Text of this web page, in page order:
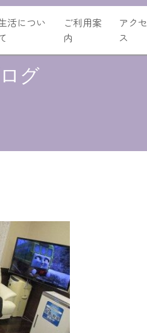
活につい
ご利用案
内
アクセ
ス
グ